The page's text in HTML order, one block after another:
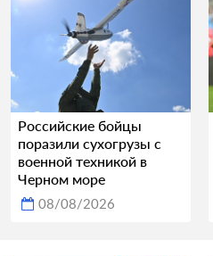
Российские бойцы
поразили сухогрузы с
военной техникой в
Черном море
08/08/2026